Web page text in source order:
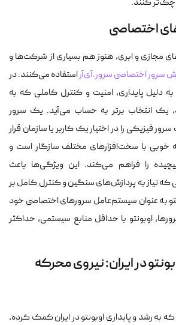
کنند.
اختصاصی
مجازی و ابری، هنوز هم بسیاری از شرکت‌ها و
سرور اختصاصی سرور.آی‌آراستفاده می‌کنند. در
به دلیل پایداری، امنیت و کنترل کاملی که به
یک انتخاب برتر به حساب می‌آید. یک سرور
فیزیکی را در اختیار یک کاربر یا سازمان قرار
خوبی با سخت‌افزارهای مختلف سازگار است و
را فراهم می‌کند. این ویژگی‌ها باعث
نیاز به پردازش‌های سنگین و کنترل کامل بر
به عنوان سیستم‌عامل سرورهای اختصاصی خود
اوبونتو با حداقل منابع سیستمی، حداکثر
در ایران: نیروی محرکه
به رشد و پایداری اوبونتو در ایران کمک کرده،